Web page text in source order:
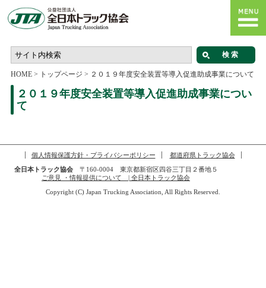
HOME> トップページ > ２０１９年度安全装置等導入促進助成事業について
２０１９年度安全装置等導入促進助成事業につい
て
個人情報保護方針・プライバシーポリシー
都道府県トラック協会
全日本トラック協会〒160-0004 東京都新宿区四谷三丁目２番地５
ご意見 ・情報提供について | 全日本トラック協会
Copyright (C) Japan Trucking Association, All Rights Reserved.